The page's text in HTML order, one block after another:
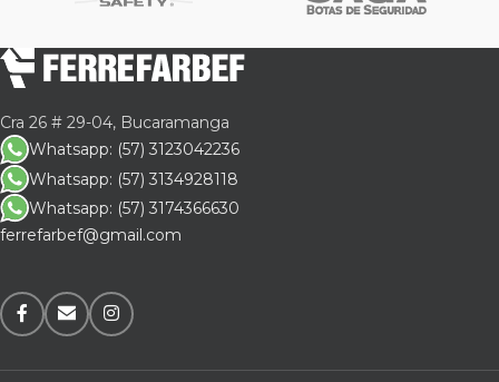
Cra 26 # 29-04, Bucaramanga
Whatsapp: (57) 3123042236
Whatsapp: (57) 3134928118
Whatsapp: (57) 3174366630
ferrefarbef@gmail.com